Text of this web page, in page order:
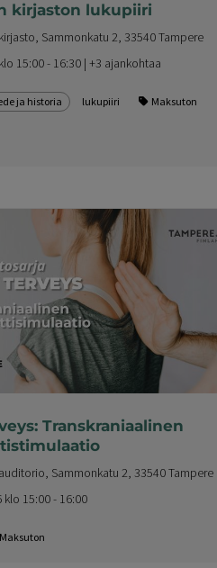
kirjaston lukupiiri
Sammonkatu 2, 33540 Tampere
15:00 - 16:30 | +3 ajankohtaa
ja historia lukupiiri Maksuton
Transkraniaalinen
Sammonkatu 2, 33540 Tampere
klo 15:00 - 16:00
Maksuton